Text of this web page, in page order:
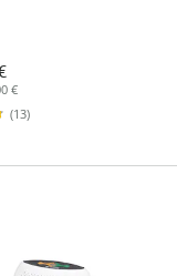
€
(13)